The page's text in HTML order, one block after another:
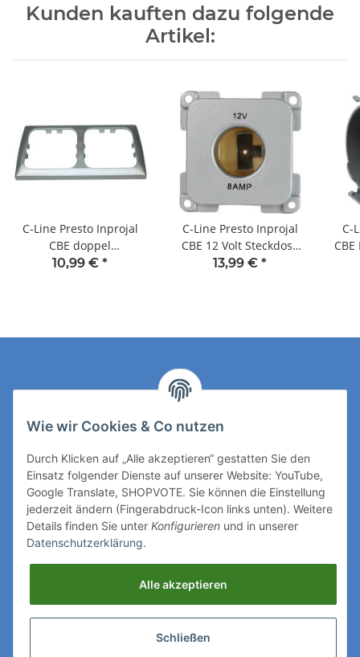
Kunden kauften dazu folgende
Artikel:
C-Line Presto Inprojal
CBE doppel
Abdeckrahmen für
10,99 € *
C-Line Presto Inprojal
CBE 12 Volt Steckdose
Wohnmobil Wohnwagen
13,99 € *
C-
Mehr über
Ihre Zahlungsmöglichkeiten
Vertrag widerrufen
Folgen Sie uns auf
Wie wir Cookies & Co nutzen
Durch Klicken auf „Alle akzeptieren“ gestatten Sie den
Einsatz folgender Dienste auf unserer Website: YouTube,
Google Translate, SHOPVOTE. Sie können die Einstellung
jederzeit ändern (Fingerabdruck-Icon links unten). Weitere
Details finden Sie unter Konfigurieren und in unserer
Datenschutzerklärung.
Alle akzeptieren
Schließen